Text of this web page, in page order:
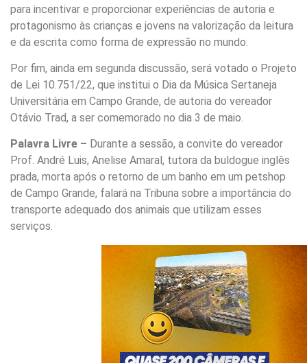
para incentivar e proporcionar experiências de autoria e
protagonismo às crianças e jovens na valorização da leitura
e da escrita como forma de expressão no mundo.
Por fim, ainda em segunda discussão, será votado o Projeto
de Lei 10.751/22, que institui o Dia da Música Sertaneja
Universitária em Campo Grande, de autoria do vereador
Otávio Trad, a ser comemorado no dia 3 de maio.
Palavra Livre – Durante a sessão, a convite do vereador
Prof. André Luis, Anelise Amaral, tutora da buldogue inglês
prada, morta após o retorno de um banho em um petshop
de Campo Grande, falará na Tribuna sobre a importância do
transporte adequado dos animais que utilizam esses
serviços.